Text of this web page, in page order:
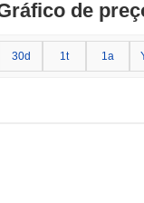
de
30d 1t 1a